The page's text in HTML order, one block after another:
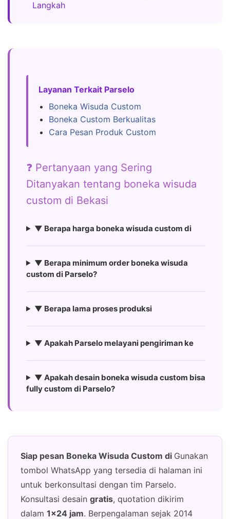
Langkah
Layanan Terkait Parselo
Boneka Wisuda Custom
Boneka Custom Berkualitas
Cara Pesan Produk Custom
❓ Pertanyaan yang Sering
Ditanyakan tentang boneka wisuda
custom di Bekasi
▼ Berapa harga boneka wisuda custom di
▼ Berapa minimum order boneka wisuda
custom di Parselo?
▼ Berapa lama proses produksi
▼ Apakah Parselo melayani pengiriman ke
▼ Apakah desain boneka wisuda custom bisa
fully custom di Parselo?
Siap pesan Boneka Wisuda Custom di Gunakan
tombol WhatsApp yang tersedia di halaman ini
untuk berkonsultasi dengan tim Parselo.
Konsultasi desain gratis, quotation dikirim
dalam 1×24 jam. Berpengalaman sejak 2014